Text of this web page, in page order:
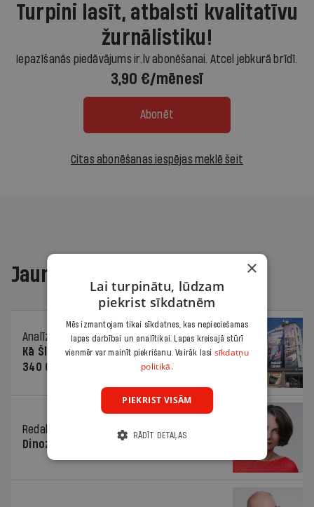
Turpini lasīt, atbalsti kvalitatīvu
žurnālistiku!
Iepazīšanās piedāvājums ir.lv abonēšanai. Atcel jebkurā brīdī.
3,90 €/mēnesī
Abonēt
Citas abonēšanas iespējas meklē šeit
Jaunākajā žurnālā
Analīze
06.08.2026.
Kā Šlesera partija palika nesodīta par
340 000 vērtu reklāmas kampaņu
Redaktores sleja
06.08.2026.
Dinozaura triks
×
Lai turpinātu, lūdzam
piekrist sīkdatnēm
Mēs izmantojam tikai sīkdatnes, kas nepieciešamas
lapas darbībai un analītikai. Lapas kreisajā stūrī
vienmēr var mainīt piekrišanu. Vairāk lasi sīkdatņu
politikā.
PIEKRIST VISĀM
RĀDĪT DETAĻAS